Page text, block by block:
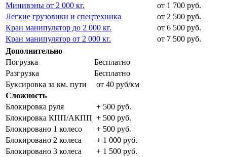
Минивэны от 2 000 кг.
от 1 700 руб.
Легкие грузовики и спецтехника
от 2 500 руб.
Кран манипулятор до 2 000 кг.
от 6 500 руб.
Кран манипулятор от 2 000 кг.
от 7 500 руб.
Дополнительно
Погрузка
Бесплатно
Разгрузка
Бесплатно
Буксировка за км. пути
от 40 руб/км
Сложность
Блокировка руля
+ 500 руб.
Блокировка КПП/АКПП + 500 руб.
Блокировано 1 колесо
+ 500 руб.
Блокировано 2 колеса
+ 1 000 руб.
Блокировано 3 колеса
+ 1 500 руб.